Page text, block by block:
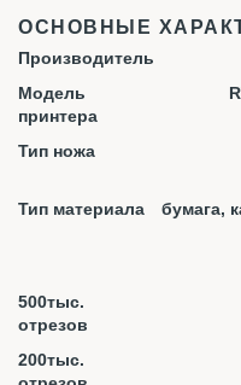
ОСНОВНЫЕ
Производитель
Модель
принтера
Тип ножа
Тип материала
бумага,
500тыс.
отрезов
200тыс.